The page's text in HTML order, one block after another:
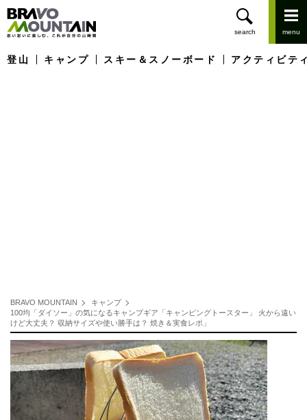
登山 キャンプ スキー＆スノーボード アクティビテ
BRAVO MOUNTAIN
キャンプ
100均「ダイソー」の気になるキャンプギア「キャンピングトースター」 火から遠い
けど大丈夫？ 収納サイズや使い勝手は？ 焼き＆実食レポ」